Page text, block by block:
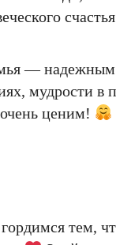
—
мудрости в
ценим!
тем,